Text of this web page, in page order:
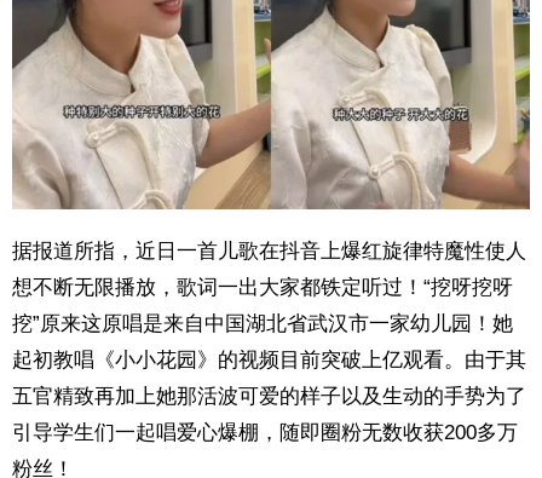
据报道所指，近日一首儿歌在抖音上爆红旋律特魔性使人
想不断无限播放，歌词一出大家都铁定听过！“挖呀挖呀
挖”原来这原唱是来自中国湖北省武汉市一家幼儿园！她
起初教唱《小小花园》的视频目前突破上亿观看。由于其
五官精致再加上她那活波可爱的样子以及生动的手势为了
引导学生们一起唱爱心爆棚，随即圈粉无数收获200多万
粉丝！